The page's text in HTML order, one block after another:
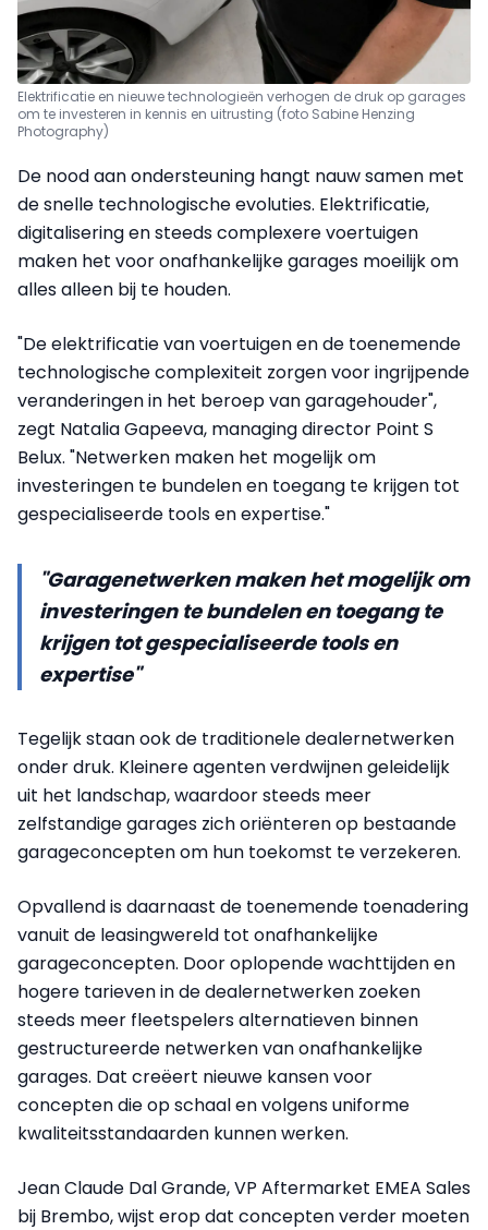
Elektrificatie en nieuwe technologieën verhogen de druk op garages
om te investeren in kennis en uitrusting (foto Sabine Henzing
Photography)
De nood aan ondersteuning hangt nauw samen met
de snelle technologische evoluties. Elektrificatie,
digitalisering en steeds complexere voertuigen
maken het voor onafhankelijke garages moeilijk om
alles alleen bij te houden.
"De elektrificatie van voertuigen en de toenemende
technologische complexiteit zorgen voor ingrijpende
veranderingen in het beroep van garagehouder",
zegt Natalia Gapeeva, managing director Point S
Belux. "Netwerken maken het mogelijk om
investeringen te bundelen en toegang te krijgen tot
gespecialiseerde tools en expertise."
"Garagenetwerken maken het mogelijk om
investeringen te bundelen en toegang te
krijgen tot gespecialiseerde tools en
expertise"
Tegelijk staan ook de traditionele dealernetwerken
onder druk. Kleinere agenten verdwijnen geleidelijk
uit het landschap, waardoor steeds meer
zelfstandige garages zich oriënteren op bestaande
garageconcepten om hun toekomst te verzekeren.
Opvallend is daarnaast de toenemende toenadering
vanuit de leasingwereld tot onafhankelijke
garageconcepten. Door oplopende wachttijden en
hogere tarieven in de dealernetwerken zoeken
steeds meer fleetspelers alternatieven binnen
gestructureerde netwerken van onafhankelijke
garages. Dat creëert nieuwe kansen voor
concepten die op schaal en volgens uniforme
kwaliteitsstandaarden kunnen werken.
Jean Claude Dal Grande, VP Aftermarket EMEA Sales
bij Brembo, wijst erop dat concepten verder moeten